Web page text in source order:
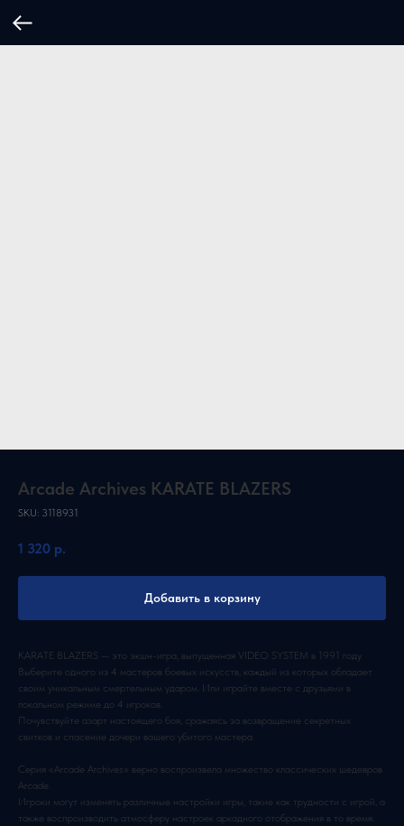
Arcade Archives KARATE BLAZERS
SKU: 3118931
1 320 р.
Добавить в корзину
KARATE BLAZERS — это экшн-игра, выпущенная VIDEO SYSTEM в 1991 году.
Выберите одного из 4 мастеров боевых искусств, каждый из которых обладает
своим уникальным смертельным ударом. Или играйте вместе с друзьями в
локальном режиме до 4 игроков.
Почувствуйте азарт настоящего боя, сражаясь за возвращение секретных
свитков и спасение дочери вашего убитого мастера.
Серия «Arcade Archives» верно воспроизвела множество классических шедевров
Arcade.
Игроки могут изменять различные настройки игры, такие как трудности с игрой, а
также воспроизводить атмосферу настроек аркадного отображения в то время.